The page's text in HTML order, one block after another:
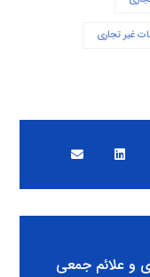
غیر تجاری
و علائم جمعی